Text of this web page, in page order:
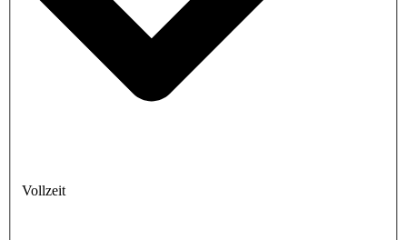
Vollzeit